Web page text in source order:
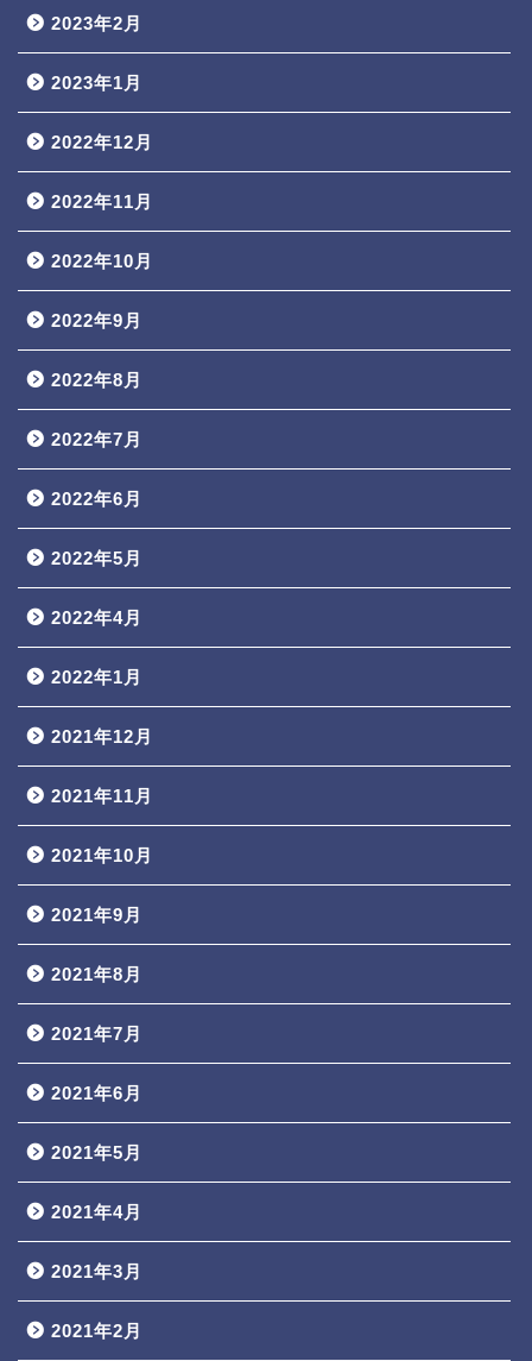
2023年2月
2023年1月
2022年12月
2022年11月
2022年10月
2022年9月
2022年8月
2022年7月
2022年6月
2022年5月
2022年4月
2022年1月
2021年12月
2021年11月
2021年10月
2021年9月
2021年8月
2021年7月
2021年6月
2021年5月
2021年4月
2021年3月
2021年2月